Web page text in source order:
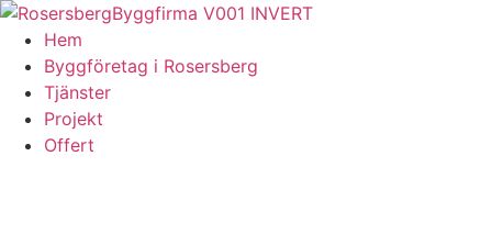
Skip
content
Hem
Byggföretag i Rosersberg
Tjänster
Projekt
Offert